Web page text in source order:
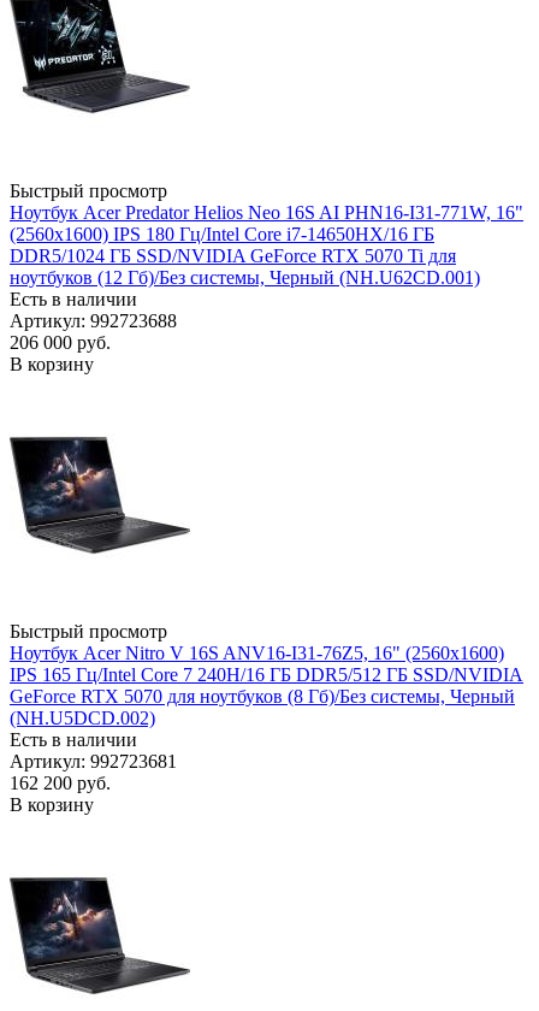
Быстрый просмотр
Ноутбук Acer Predator Helios Neo 16S AI PHN16-I31-771W, 16"
(2560x1600) IPS 180 Гц/Intel Core i7-14650HX/16 ГБ
DDR5/1024 ГБ SSD/NVIDIA GeForce RTX 5070 Ti для
ноутбуков (12 Гб)/Без системы, Черный (NH.U62CD.001)
Есть в наличии
Артикул: 992723688
206 000 руб.
В корзину
Быстрый просмотр
Ноутбук Acer Nitro V 16S ANV16-I31-76Z5, 16" (2560x1600)
IPS 165 Гц/Intel Core 7 240H/16 ГБ DDR5/512 ГБ SSD/NVIDIA
GeForce RTX 5070 для ноутбуков (8 Гб)/Без системы, Черный
(NH.U5DCD.002)
Есть в наличии
Артикул: 992723681
162 200 руб.
В корзину